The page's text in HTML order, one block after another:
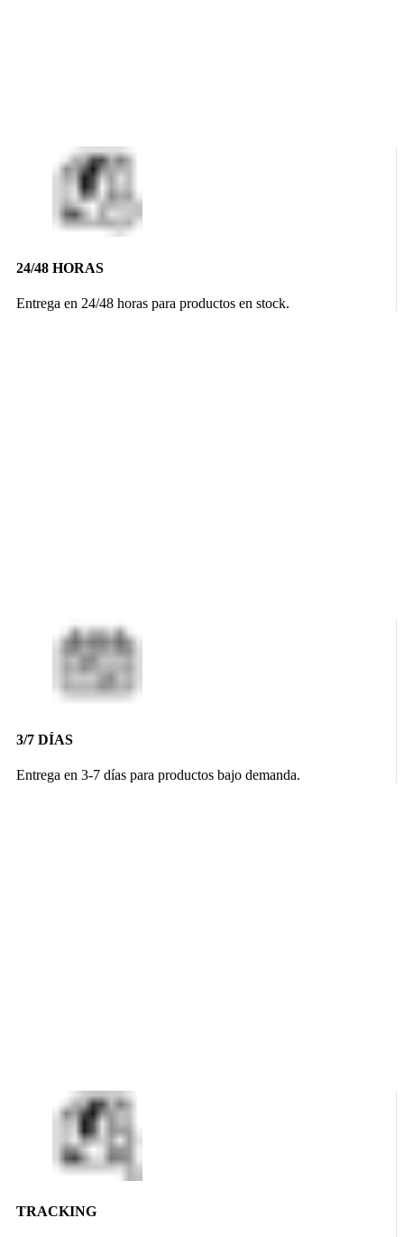
24/48 HORAS
Entrega en 24/48 horas para productos en stock.
3/7 DÍAS
Entrega en 3-7 días para productos bajo demanda.
TRACKING